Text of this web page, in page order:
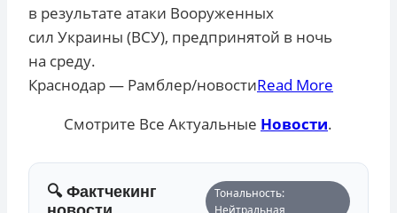
в результате атаки Вооруженных
сил Украины (ВСУ), предпринятой в ночь
на среду.
​Краснодар — Рамблер/новостиRead More
Смотрите Все Актуальные Новости.
🔍 Фактчекинг
Тональность:
Нейтральная